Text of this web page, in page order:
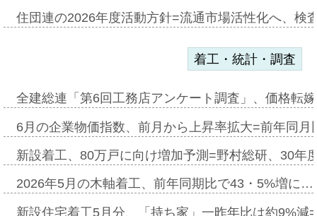
住団連の2026年度活動方針=流通市場活性化へ、検
着工・統計・調査
全建総連「第6回工務店アンケート調査」、価格転
6月の企業物価指数、前月から上昇率拡大=前年同
新設着工、80万戸に向け増加予測=野村総研、30年
2026年5月の木軸着工、前年同期比で43・5%増に…
新設住宅着工5月分、「持ち家」一昨年比は約9%